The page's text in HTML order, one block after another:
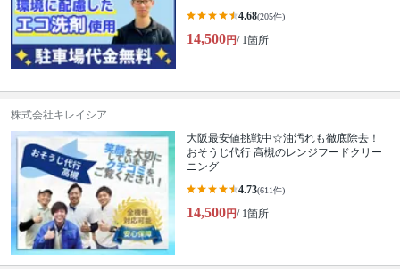
4.68(205件)
14,500円/ 1箇所
株式会社キレイシア
大阪最安値挑戦中☆油汚れも徹底除去！
おそうじ代行 高槻のレンジフードクリー
ニング
4.73(611件)
14,500円/ 1箇所